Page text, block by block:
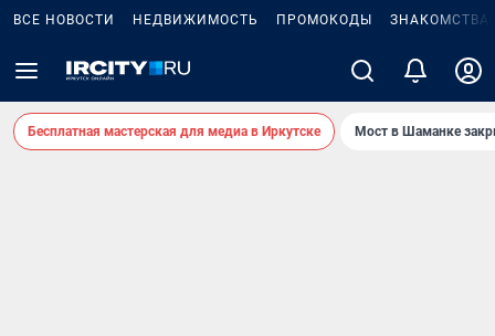
ВСЕ НОВОСТИ НЕДВИЖИМОСТЬ ПРОМОКОДЫ ЗНАКОМСТВА
Бесплатная мастерская для медиа в Иркутске Мост в Шаманке